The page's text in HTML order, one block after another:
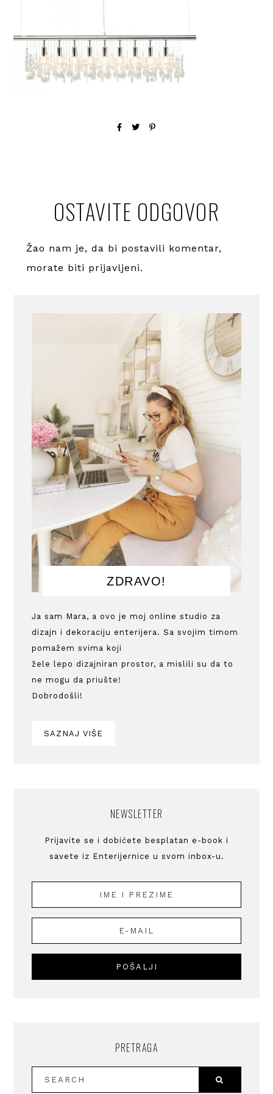
OSTAVITE ODGOVOR
Žao nam je, da bi postavili komentar,
morate biti prijavljeni.
ZDRAVO!
Ja sam Mara, a ovo je moj online studio za
dizajn i dekoraciju enterijera. Sa svojim timom
pomažem svima koji
žele lepo dizajniran prostor, a mislili su da to
ne mogu da priušte!
Dobrodošli!
SAZNAJ VIŠE
NEWSLETTER
Prijavite se i dobićete besplatan e-book i
savete iz Enterijernice u svom inbox-u.
PRETRAGA